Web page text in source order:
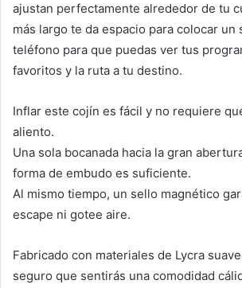
ajustan perfectamente alrededor de tu
más largo te da espacio para colocar un
teléfono para que puedas ver tus
favoritos y la ruta a tu destino.
Inflar este cojín es fácil y no requiere
aliento.
Una sola bocanada hacia la gran
forma de embudo es suficiente.
Al mismo tiempo, un sello magnético
escape ni gotee aire.
Fabricado con materiales de Lycra
seguro que sentirás una comodidad